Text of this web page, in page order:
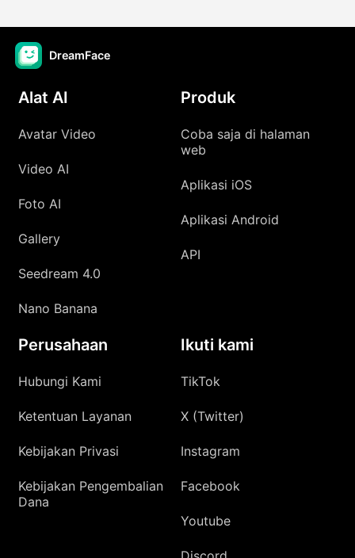
DreamFace
Alat AI
Avatar Video
Video AI
Foto AI
Gallery
Seedream 4.0
Nano Banana
Produk
Coba saja di halaman
web
Aplikasi iOS
Aplikasi Android
API
Perusahaan
Hubungi Kami
Ketentuan Layanan
Kebijakan Privasi
Kebijakan Pengembalian
Dana
Ikuti kami
TikTok
X (Twitter)
Instagram
Facebook
Youtube